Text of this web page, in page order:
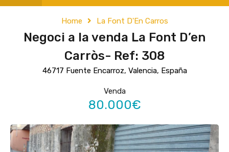
Home La Font D'En Carros
Negoci a la venda La Font D’en
Carròs- Ref: 308
46717 Fuente Encarroz, Valencia, España
Venda
80.000€